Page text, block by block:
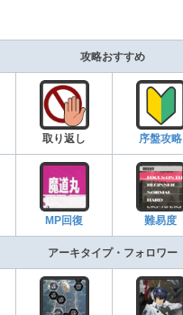
攻略おすすめ
取り返し 序盤攻略
MP回復 難易度
アーキタイプ・フォロワー